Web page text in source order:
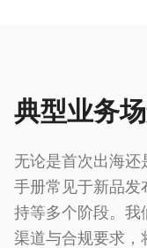
典型业务
无论是首次出海
手册常见于新品发
持等多个阶段。我
渠道与合规要求，